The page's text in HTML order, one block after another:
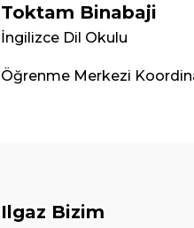
Toktam Binabaji
İngilizce Dil Okulu
Öğrenme Merkezi
Ilgaz Bizim